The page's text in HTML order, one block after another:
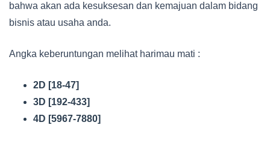
bahwa akan ada kesuksesan dan kemajuan dalam bidang
bisnis atau usaha anda.
Angka keberuntungan melihat harimau mati :
2D [18-47]
3D [192-433]
4D [5967-7880]